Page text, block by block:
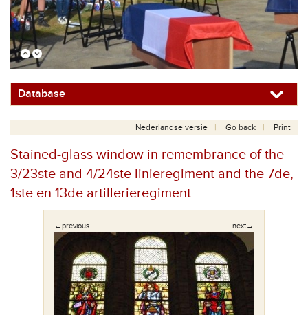
Database
Nederlandse versie Go back Print
Stained-glass window in remembrance of the
3/23ste and 4/24ste linieregiment and the 7de,
1ste en 13de artillerieregiment
←previous next→